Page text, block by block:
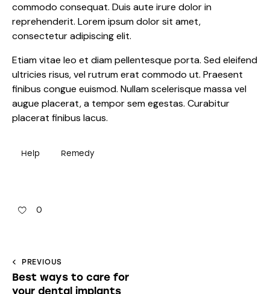
commodo consequat. Duis aute irure dolor in
reprehenderit. Lorem ipsum dolor sit amet,
consectetur adipiscing elit.
Etiam vitae leo et diam pellentesque porta. Sed eleifend
ultricies risus, vel rutrum erat commodo ut. Praesent
finibus congue euismod. Nullam scelerisque massa vel
augue placerat, a tempor sem egestas. Curabitur
placerat finibus lacus.
Help Remedy
0
PREVIOUS
Best ways to care for
your dental implants